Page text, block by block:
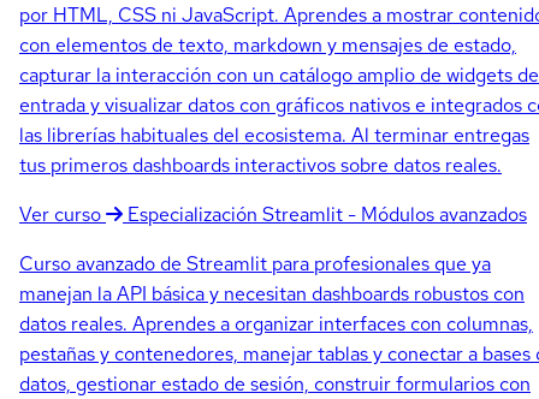
por HTML, CSS ni JavaScript. Aprendes a mostrar
con elementos de texto, markdown y mensajes de estado,
capturar la interacción con un catálogo amplio de widgets de
entrada y visualizar datos con gráficos nativos e integrados
las librerías habituales del ecosistema. Al terminar entregas
tus primeros dashboards interactivos sobre datos reales.
Ver curso
Especialización Streamlit - Módulos avanzados
Curso avanzado de Streamlit para profesionales que ya
manejan la API básica y necesitan dashboards robustos con
datos reales. Aprendes a organizar interfaces con columnas,
pestañas y contenedores, manejar tablas y conectar a bases
datos, gestionar estado de sesión, construir formularios con